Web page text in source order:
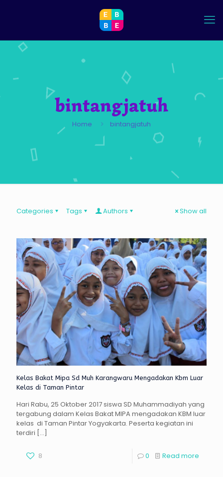
bintangjatuh
Home bintangjatuh
Categories Tags Authors Show all
Kelas Bakat Mipa Sd Muh Karangwaru Mengadakan Kbm Luar
Kelas di Taman Pintar
Hari Rabu, 25 Oktober 2017 siswa SD Muhammadiyah yang
tergabung dalam Kelas Bakat MIPA mengadakan KBM luar
kelas di Taman Pintar Yogyakarta. Peserta kegiatan ini
terdiri […]
8 0 Read more